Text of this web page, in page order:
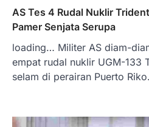
AS Tes 4 Rudal Nuklir
Pamer Senjata Serupa
loading… Militer AS diam-
empat rudal nuklir UGM-133
selam di perairan Puerto